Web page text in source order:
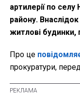
артилерії по
району.
житлові будинки,
Про це
прокуратури,